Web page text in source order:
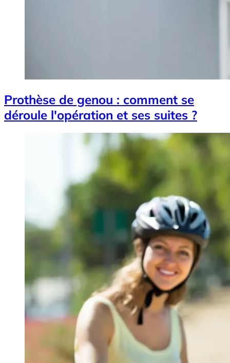
Prothèse de genou : comment se
déroule l'opération et ses suites ?